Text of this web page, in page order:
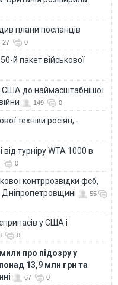
плани посланців
27 0
й пакет військової
США до наймасштабнішої
149 0
техніки росіян, -
турніру WTA 1000 в
0
контррозвідки фсб,
55
у США і
0
про підозру у
13,9 млн грн та
67 0